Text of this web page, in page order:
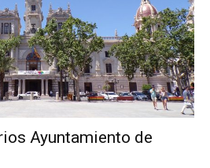
Ayuntamiento de